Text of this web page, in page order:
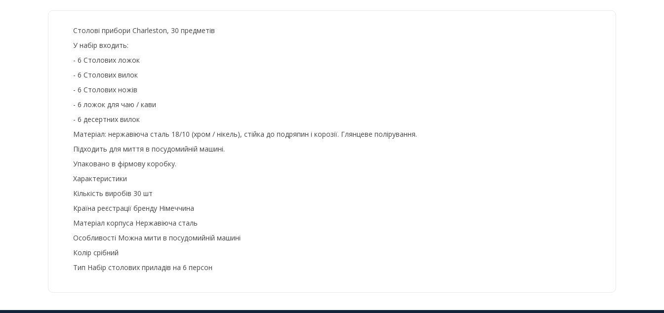
Столові прибори Charleston, 30 предметів
У набір входить:
- 6 Столових ложок
- 6 Столових вилок
- 6 Столових ножів
- 6 ложок для чаю / кави
- 6 десертних вилок
Матеріал: нержавіюча сталь 18/10 (хром / нікель), стійка до подряпин і корозії. Глянцеве полірування.
Підходить для миття в посудомийній машині.
Упаковано в фірмову коробку.
Характеристики
Кількість виробів 30 шт
Країна реєстрації бренду Німеччина
Матеріал корпуса Нержавіюча сталь
Особливості Можна мити в посудомийній машині
Колір срібний
Тип Набір столових приладів на 6 персон